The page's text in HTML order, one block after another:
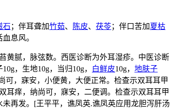
石 ；伴耳聋加竹茹、 陈皮、 茯苓；伴口苦加夏枯
息风。
黄腻，脉弦数。西医诊断为外耳湿疹。中医诊断
，生地10g，当归10g，
白鲜皮10g， 地肤子
可，寐安，小便黄，大便正常。检查示双耳耳甲
耳痒，纳尚可，寐安，二便调。检查示双耳耳甲
再发。[王平平，谯凤英.谯凤英应用龙胆泻肝汤